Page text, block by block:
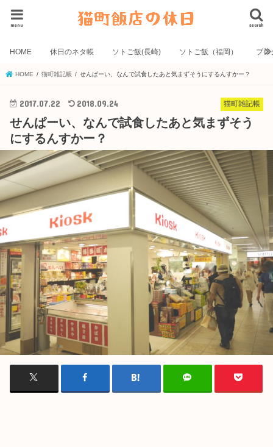
search
menu
HOME 休日のネタ帳 ソトご飯(長崎) ソトご飯（福岡） ブロ
HOME 猫町雑記帳 せんぱーい、なんで試食したあと気まずそうにするんすかー？
猫町雑記帳
2017.07.22 2018.09.24
せんぱーい、なんで試食したあと気まずそう
にするんすかー？